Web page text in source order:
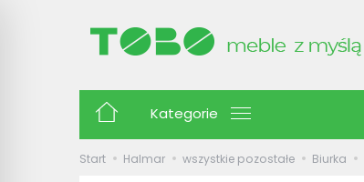
Kategorie
Start Halmar wszystkie pozostałe Biurka